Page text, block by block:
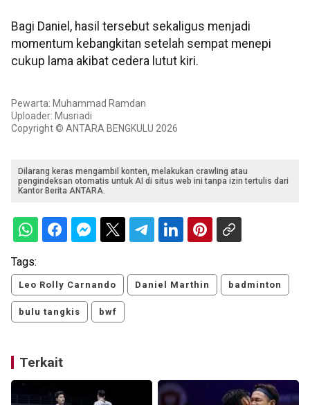
Bagi Daniel, hasil tersebut sekaligus menjadi
momentum kebangkitan setelah sempat menepi
cukup lama akibat cedera lutut kiri.
Pewarta: Muhammad Ramdan
Uploader: Musriadi
Copyright © ANTARA BENGKULU 2026
Dilarang keras mengambil konten, melakukan crawling atau
pengindeksan otomatis untuk AI di situs web ini tanpa izin tertulis dari
Kantor Berita ANTARA.
Tags:
Leo Rolly Carnando Daniel Marthin badminton
bulu tangkis bwf
Terkait